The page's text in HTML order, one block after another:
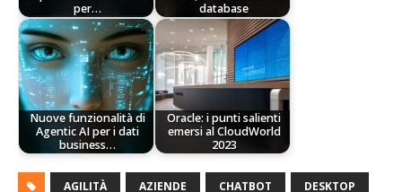
per…
database
Nuove funzionalità di
Agentic AI per i dati
business…
Oracle: i punti salienti
emersi al CloudWorld
2023
AGILITÀ AZIENDE CHATBOT DESKTOP